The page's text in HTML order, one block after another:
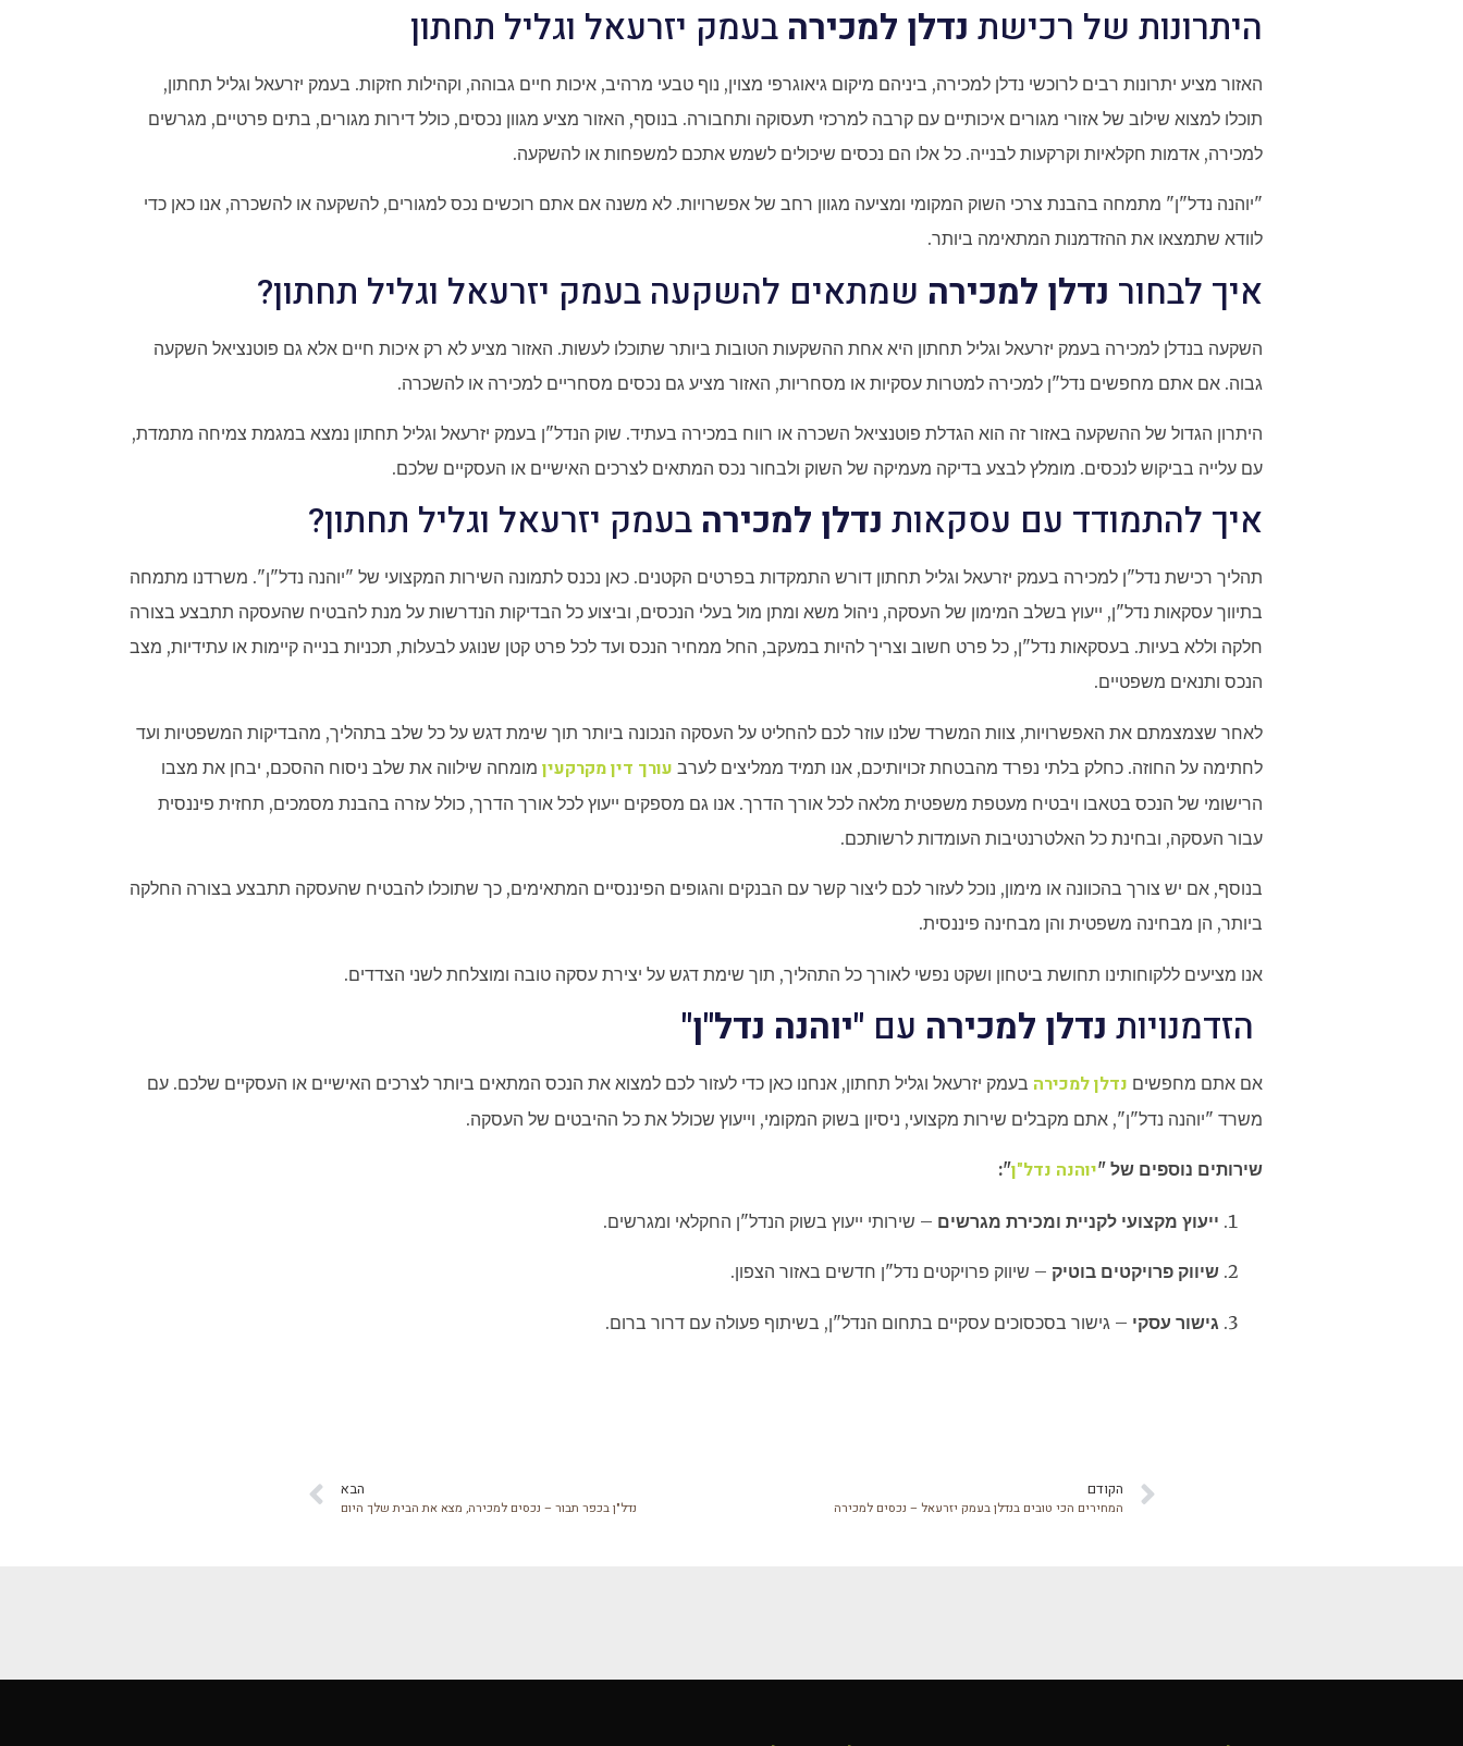
היתרונות של רכישת נדלן למכירה בעמק יזרעאל וגליל תחתון
האזור מציע יתרונות רבים לרוכשי נדלן למכירה, ביניהם מיקום גיאוגרפי מצוין, נוף טבעי מרהיב, איכות חיים גבוהה, וקהילות חזקות. בעמק יזרעאל וגליל תחתון,
תוכלו למצוא שילוב של אזורי מגורים איכותיים עם קרבה למרכזי תעסוקה ותחבורה. בנוסף, האזור מציע מגוון נכסים, כולל דירות מגורים, בתים פרטיים, מגרשים
למכירה, אדמות חקלאיות וקרקעות לבנייה. כל אלו הם נכסים שיכולים לשמש אתכם למשפחות או להשקעה.
"יוהנה נדל"ן" מתמחה בהבנת צרכי השוק המקומי ומציעה מגוון רחב של אפשרויות. לא משנה אם אתם רוכשים נכס למגורים, להשקעה או להשכרה, אנו כאן כדי
לוודא שתמצאו את ההזדמנות המתאימה ביותר.
איך לבחור נדלן למכירה שמתאים להשקעה בעמק יזרעאל וגליל תחתון?
השקעה בנדלן למכירה בעמק יזרעאל וגליל תחתון היא אחת ההשקעות הטובות ביותר שתוכלו לעשות. האזור מציע לא רק איכות חיים אלא גם פוטנציאל השקעה
גבוה. אם אתם מחפשים נדל"ן למכירה למטרות עסקיות או מסחריות, האזור מציע גם נכסים מסחריים למכירה או להשכרה.
היתרון הגדול של ההשקעה באזור זה הוא הגדלת פוטנציאל השכרה או רווח במכירה בעתיד. שוק הנדל"ן בעמק יזרעאל וגליל תחתון נמצא במגמת צמיחה מתמדת,
עם עלייה בביקוש לנכסים. מומלץ לבצע בדיקה מעמיקה של השוק ולבחור נכס המתאים לצרכים האישיים או העסקיים שלכם.
איך להתמודד עם עסקאות נדלן למכירה בעמק יזרעאל וגליל תחתון?
תהליך רכישת נדל"ן למכירה בעמק יזרעאל וגליל תחתון דורש התמקדות בפרטים הקטנים. כאן נכנס לתמונה השירות המקצועי של "יוהנה נדל"ן". משרדנו מתמחה
בתיווך עסקאות נדל"ן, ייעוץ בשלב המימון של העסקה, ניהול משא ומתן מול בעלי הנכסים, וביצוע כל הבדיקות הנדרשות על מנת להבטיח שהעסקה תתבצע בצורה
חלקה וללא בעיות. בעסקאות נדל"ן, כל פרט חשוב וצריך להיות במעקב, החל ממחיר הנכס ועד לכל פרט קטן שנוגע לבעלות, תכניות בנייה קיימות או עתידיות, מצב
הנכס ותנאים משפטיים.
לאחר שצמצמתם את האפשרויות, צוות המשרד שלנו עוזר לכם להחליט על העסקה הנכונה ביותר תוך שימת דגש על כל שלב בתהליך, מהבדיקות המשפטיות ועד
לחתימה על החוזה. כחלק בלתי נפרד מהבטחת זכויותיכם, אנו תמיד ממליצים לערב עורך דין מקרקעין מומחה שילווה את שלב ניסוח ההסכם, יבחן את מצבו
הרישומי של הנכס בטאבו ויבטיח מעטפת משפטית מלאה לכל אורך הדרך. אנו גם מספקים ייעוץ לכל אורך הדרך, כולל עזרה בהבנת מסמכים, תחזית פיננסית
עבור העסקה, ובחינת כל האלטרנטיבות העומדות לרשותכם.
בנוסף, אם יש צורך בהכוונה או מימון, נוכל לעזור לכם ליצור קשר עם הבנקים והגופים הפיננסיים המתאימים, כך שתוכלו להבטיח שהעסקה תתבצע בצורה החלקה
ביותר, הן מבחינה משפטית והן מבחינה פיננסית.
אנו מציעים ללקוחותינו תחושת ביטחון ושקט נפשי לאורך כל התהליך, תוך שימת דגש על יצירת עסקה טובה ומוצלחת לשני הצדדים.
הזדמנויות נדלן למכירה עם "יוהנה נדל"ן"
אם אתם מחפשים נדלן למכירה בעמק יזרעאל וגליל תחתון, אנחנו כאן כדי לעזור לכם למצוא את הנכס המתאים ביותר לצרכים האישיים או העסקיים שלכם. עם
משרד "יוהנה נדל"ן", אתם מקבלים שירות מקצועי, ניסיון בשוק המקומי, וייעוץ שכולל את כל ההיבטים של העסקה.
שירותים נוספים של "יוהנה נדל"ן":
ייעוץ מקצועי לקניית ומכירת מגרשים – שירותי ייעוץ בשוק הנדל"ן החקלאי ומגרשים.
שיווק פרויקטים בוטיק – שיווק פרויקטים נדל"ן חדשים באזור הצפון.
גישור עסקי – גישור בסכסוכים עסקיים בתחום הנדל"ן, בשיתוף פעולה עם דרור ברום.
הקודם
המחירים הכי טובים בנדלן בעמק יזרעאל – נכסים למכירה
הבא
נדל"ן בכפר תבור – נכסים למכירה, מצא את הבית שלך היום